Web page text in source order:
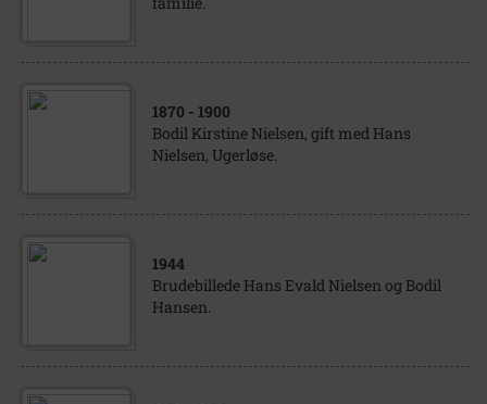
1870 - 1900
Bodil Kirstine Nielsen, gift med Hans
Nielsen, Ugerløse.
1944
Brudebillede Hans Evald Nielsen og Bodil
Hansen.